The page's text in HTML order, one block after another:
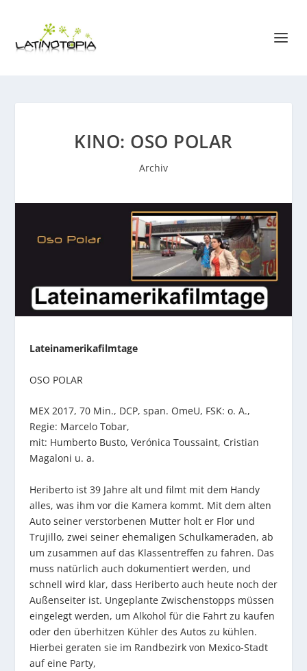
KINO: OSO POLAR
Archiv
Lateinamerikafilmtage
OSO POLAR
MEX 2017, 70 Min., DCP, span. OmeU, FSK: o. A.,
Regie: Marcelo Tobar,
mit: Humberto Busto, Verónica Toussaint, Cristian
Magaloni u. a.
Heriberto ist 39 Jahre alt und filmt mit dem Handy
alles, was ihm vor die Kamera kommt. Mit dem alten
Auto seiner verstorbenen Mutter holt er Flor und
Trujillo, zwei seiner ehemaligen Schulkameraden, ab
um zusammen auf das Klassentreffen zu fahren. Das
muss natürlich auch dokumentiert werden, und
schnell wird klar, dass Heriberto auch heute noch der
Außenseiter ist. Ungeplante Zwischenstopps müssen
eingelegt werden, um Alkohol für die Fahrt zu kaufen
oder den überhitzen Kühler des Autos zu kühlen.
Hierbei geraten sie im Randbezirk von Mexico-Stadt
auf eine Party,